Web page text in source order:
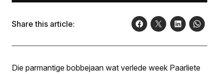
Share this article:
Die parmantige bobbejaan wat verlede week Paarliete